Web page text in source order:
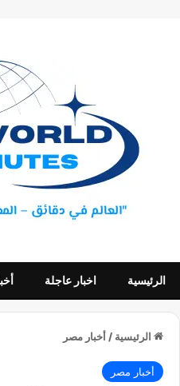
الرئيسية اخبار عاجلة
الرئيسية / أخبار مصر
أخبار مصر